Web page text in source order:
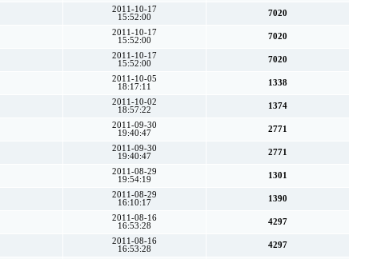
2011-10-17
15:52:00
7020
2011-10-17
15:52:00
7020
2011-10-17
15:52:00
7020
2011-10-05
18:17:11
1338
2011-10-02
18:57:22
1374
2011-09-30
19:40:47
2771
2011-09-30
19:40:47
2771
2011-08-29
19:54:19
1301
2011-08-29
16:10:17
1390
2011-08-16
16:53:28
4297
2011-08-16
16:53:28
4297